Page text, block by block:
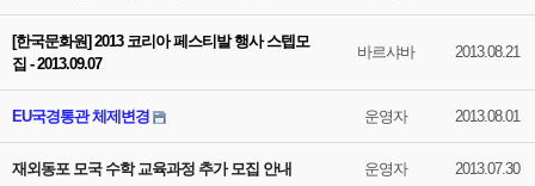
[한국문화원] 2013 코리아 페스티발 행사 스텝모
집 - 2013.09.07
바르샤바 2013.08.21
EU국경통관 체제변경 운영자 2013.08.01
재외동포 모국 수학 교육과정 추가 모집 안내 운영자 2013.07.30